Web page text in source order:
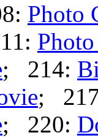
Photo
; 214:
;
; 220: